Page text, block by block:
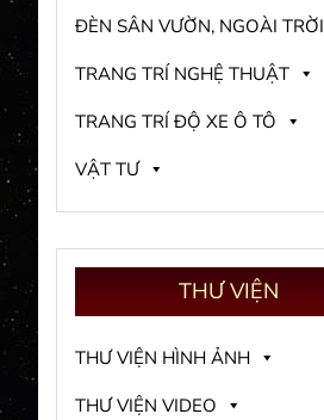
ĐÈN SÂN VƯỜN, NGOÀI TRỜI
TRANG TRÍ NGHỆ THUẬT
TRANG TRÍ ĐỘ XE Ô TÔ
VẬT TƯ
THƯVIỆN
THƯ VIỆN HÌNH ẢNH
THƯ VIỆN VIDEO